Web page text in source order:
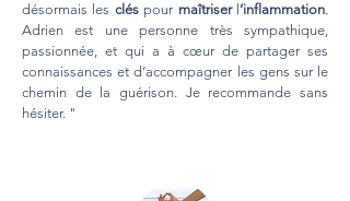
désormais les cléspour maîtriserl’inflammation.
Adrien est une personne très sympathique,
passionnée, et qui a à cœur de partager ses
connaissances et d’accompagner les gens sur le
chemin de la guérison. Je recommande sans
hésiter. "